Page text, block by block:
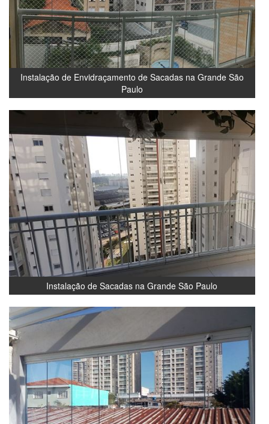
Instalação de Envidraçamento de Sacadas na Grande São
Paulo
Instalação de Sacadas na Grande São Paulo